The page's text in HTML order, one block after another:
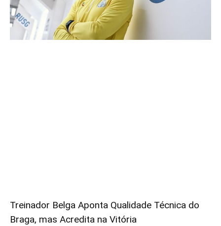
Treinador Belga Aponta Qualidade Técnica do
Braga, mas Acredita na Vitória